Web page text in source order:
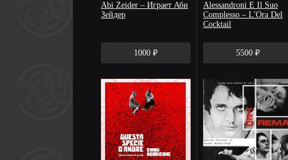
Abi Zeider – Играет Аби
Зейдер
1000 ₽
Alessandroni E Il Suo
Complesso – L'Ora Del
Cocktail
5500 ₽